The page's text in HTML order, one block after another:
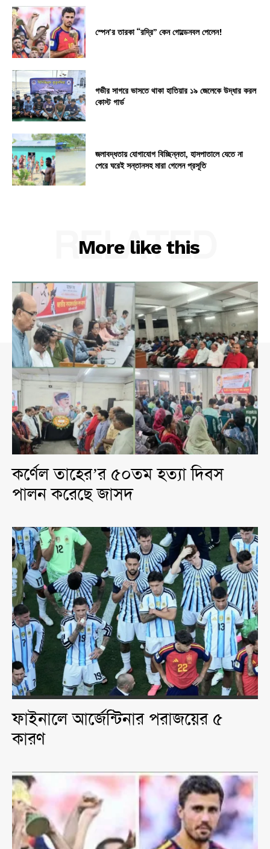
স্পেন’র তারকা “রদ্রি” কেন গোল্ডেনবল পেলেন!
গভীর সাগরে ভাসতে থাকা হাতিয়ার ১৯ জেলেকে উদ্ধার করল
কোস্ট গার্ড
জলাবদ্ধতায় যোগাযোগ বিচ্ছিন্নতা, হাসপাতালে যেতে না
পেরে ঘরেই সন্তানসহ মারা গেলেন প্রসূতি
More like this
RELATED
কর্ণেল তাহের’র ৫০তম হত্যা দিবস
পালন করেছে জাসদ
ফাইনালে আর্জেন্টিনার পরাজয়ের ৫
কারণ